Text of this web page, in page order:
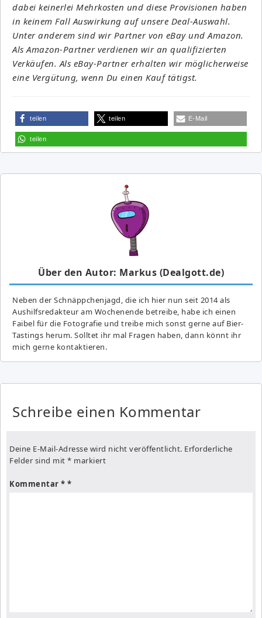
dabei keinerlei Mehrkosten und diese Provisionen haben
in keinem Fall Auswirkung auf unsere Deal-Auswahl.
Unter anderem sind wir Partner von eBay und Amazon.
Als Amazon-Partner verdienen wir an qualifizierten
Verkäufen. Als eBay-Partner erhalten wir möglicherweise
eine Vergütung, wenn Du einen Kauf tätigst.
teilen teilen E-Mail
teilen
Über den Autor: Markus (Dealgott.de)
Neben der Schnäppchenjagd, die ich hier nun seit 2014 als
Aushilfsredakteur am Wochenende betreibe, habe ich einen
Faibel für die Fotografie und treibe mich sonst gerne auf Bier-
Tastings herum. Solltet ihr mal Fragen haben, dann könnt ihr
mich gerne kontaktieren.
Schreibe einen Kommentar
Deine E-Mail-Adresse wird nicht veröffentlicht. Erforderliche
Felder sind mit * markiert
Kommentar *